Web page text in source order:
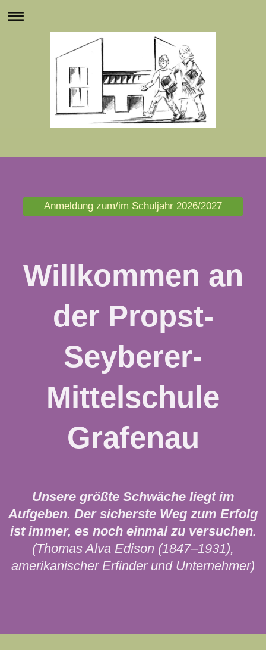
Anmeldung zum/im Schuljahr 2026/2027
Willkommen an
der Propst-
Seyberer-
Mittelschule
Grafenau
Unsere größte Schwäche liegt im
Aufgeben. Der sicherste Weg zum Erfolg
ist immer, es noch einmal zu versuchen.
(Thomas Alva Edison (1847–1931),
amerikanischer Erfinder und Unternehmer)